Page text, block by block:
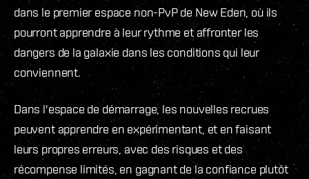
dans le premier espace non-PvP de New Eden, où ils
pourront apprendre à leur rythme et affronter les
dangers de la galaxie dans les conditions qui leur
conviennent.
Dans l'espace de démarrage, les nouvelles recrues
peuvent apprendre en expérimentant, et en faisant
leurs propres erreurs, avec des risques et des
récompense limités, en gagnant de la confiance plutôt